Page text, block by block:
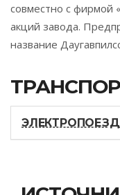
совместно с фирмой
акций завода.
название